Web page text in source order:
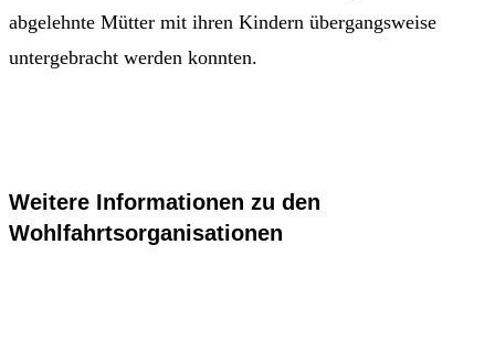
abgelehnte Mütter mit ihren Kindern übergangsweise
untergebracht werden konnten.
Weitere Informationen zu den
Wohlfahrtsorganisationen